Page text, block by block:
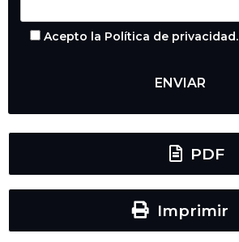
Acepto la Política de privacidad.
PDF
Imprimir